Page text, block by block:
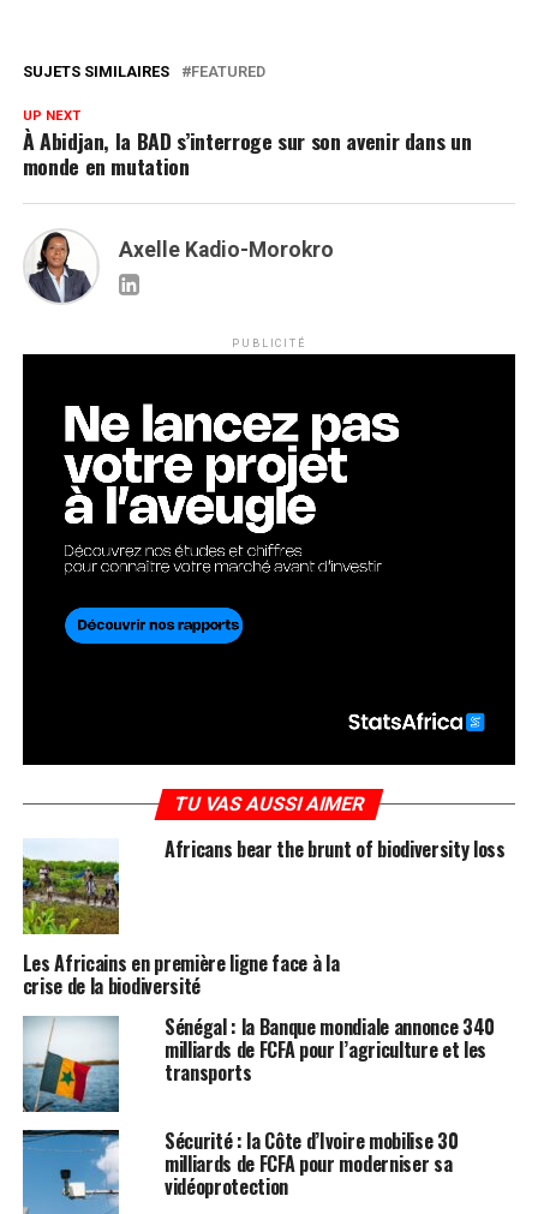
SUJETS SIMILAIRES FEATURED
UP NEXT
À Abidjan, la BAD s’interroge sur son avenir dans un
monde en mutation
Axelle Kadio-Morokro
PUBLICITÉ
TU VAS AUSSI AIMER
Africans bear the brunt of biodiversity loss
Les Africains en première ligne face à la
crise de la biodiversité
Sénégal : la Banque mondiale annonce 340
milliards de FCFA pour l’agriculture et les
transports
Sécurité : la Côte d’Ivoire mobilise 30
milliards de FCFA pour moderniser sa
vidéoprotection